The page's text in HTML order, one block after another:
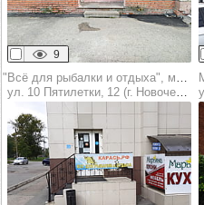
9
ул. 10 Пятилетки, 12 (г. Новочебоксарск)